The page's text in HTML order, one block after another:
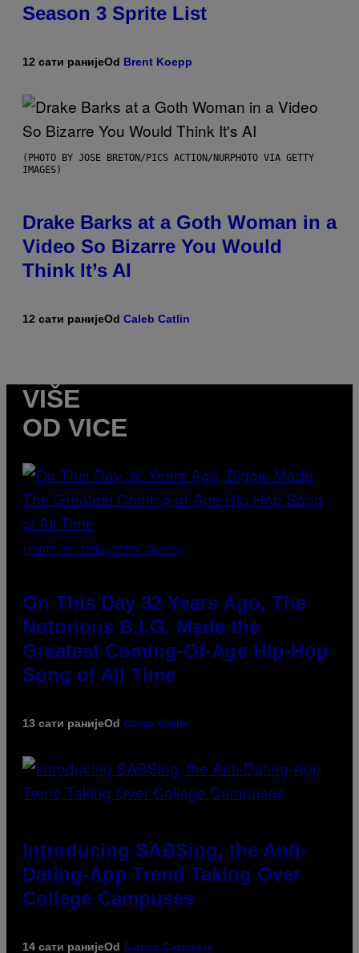
Season 3 Sprite List
12 сати ранијеOd Brent Koepp
(PHOTO BY JOSE BRETON/PICS ACTION/NURPHOTO VIA GETTY
IMAGES)
Drake Barks at a Goth Woman in a
Video So Bizarre You Would
Think It’s AI
12 сати ранијеOd Caleb Catlin
VIŠE
OD VICE
(PHOTO BY NITRO/GETTY IMAGES)
On This Day 32 Years Ago, The
Notorious B.I.G. Made the
Greatest Coming-Of-Age Hip-Hop
Song of All Time
13 сати ранијеOd Caleb Catlin
Introducing SABSing, the Anti-
Dating-App Trend Taking Over
College Campuses
14 сати ранијеOd Sammi Caramela